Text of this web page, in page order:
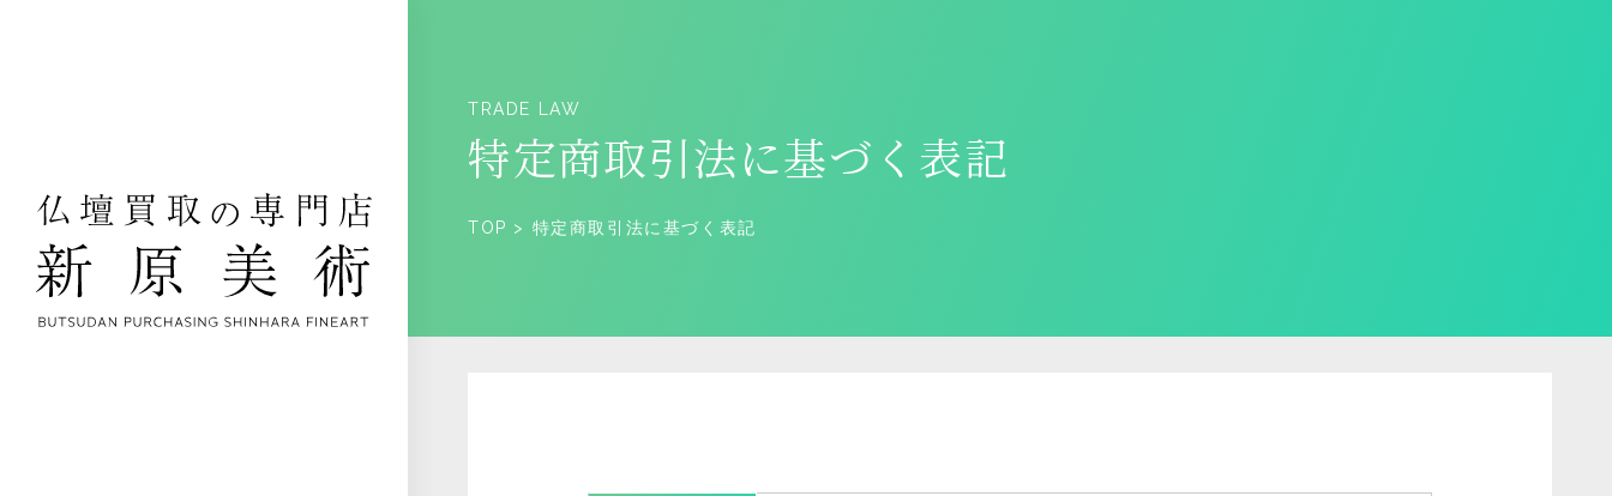
TRADE LAW
特定商取引法に基づく表記
TOP > 特定商取引法に基づく表記